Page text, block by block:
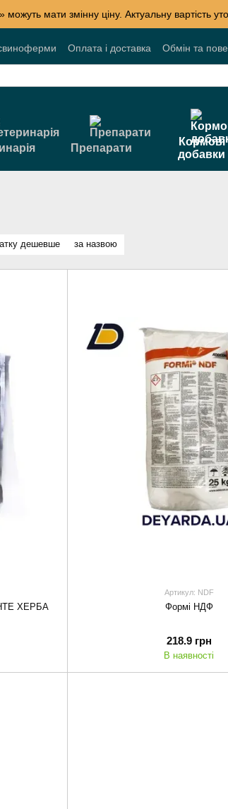
мати змінну ціну. Актуальну вартість
Оплата і доставка
Обмін та
знижки Акції Договір публічної
Препарати
Кормові
добавки
дешевше за назвою
ХЕРБА
Артикул: NDF
Формі НДФ
218.9 грн
В наявності